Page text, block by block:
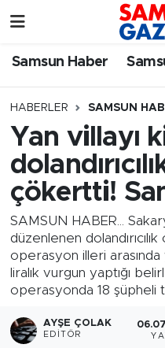
Samsun Haber
HABERLER SAMSUN
Yan villayı
çökertti!
SAMSUN HABER...
düzenlenen
operasyon illeri arasında
liralık vurgun yaptığı
operasyonda 18 şüpheli
AYŞE ÇOLAK
EDITÖR
Samsun Haber
Samsun Rehberi
Resmi İlanlar
Samsun Nöbetçi
SAMSUN Namaz
Samsun Trafik
Süper Lig Puan
Tüm Manşetler
Son Dakika
Haber Arşivi